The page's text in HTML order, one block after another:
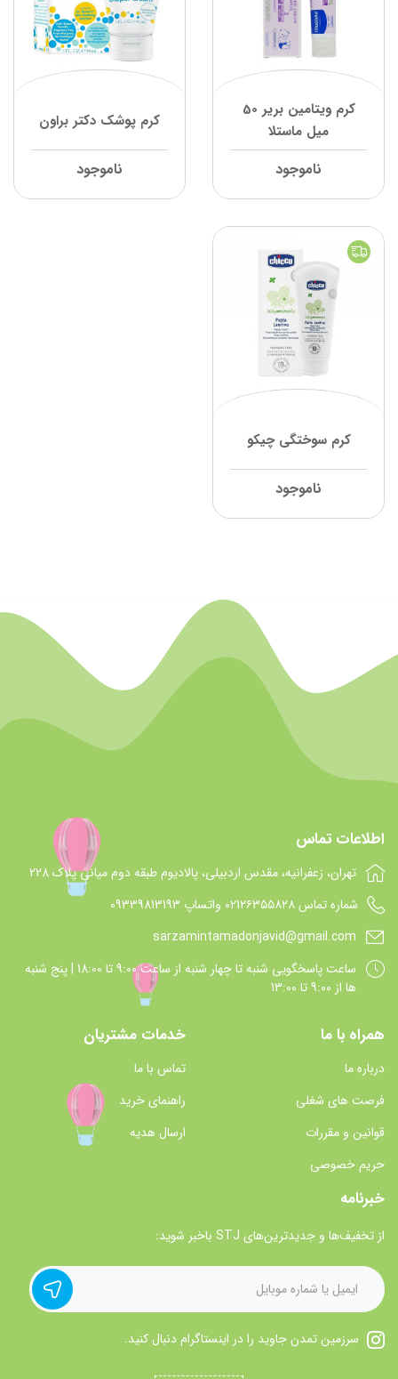
کرم ویتامین بریر 50
میل ماستلا
ناموجود
کرم پوشک دکتر براون
ناموجود
کرم سوختگی چیکو
ناموجود
اطلاعات تماس
تهران، زعفرانیه، مقدس اردبیلی، پالادیوم طبقه دوم میانی پلاک 228
شماره تماس 021۲۶۳۵۵۸۲۸ واتساپ 09339813193
sarzamintamadonjavid@gmail.com
ساعت پاسخگويي شنبه تا چهار شنبه از ساعت 9:00 تا 18:00 | پنج شنبه
ها از 9:00 تا 13:00
همراه با ما
درباره ما
فرصت های شغلی
قوانین و مقررات
حریم خصوصی
خدمات مشتریان
تماس با ما
راهنمای خرید
ارسال هدیه
خبرنامه
از تخفیف‌ها و جدیدترین‌های STJ باخبر شوید:
سرزمین تمدن جاوید را در اینستاگرام دنبال کنید.